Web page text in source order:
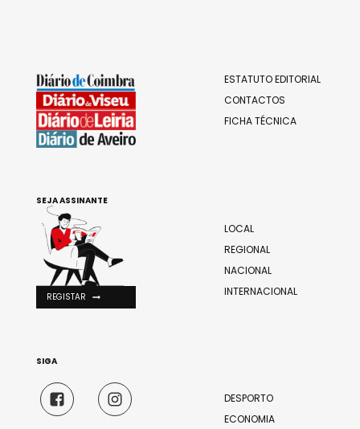
ESTATUTO EDITORIAL
CONTACTOS
FICHA TÉCNICA
LOCAL
REGIONAL
NACIONAL
INTERNACIONAL
DESPORTO
ECONOMIA
SEJA ASSINANTE
REGISTAR
SIGA